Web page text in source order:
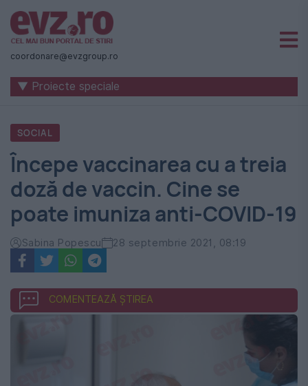
Știri
naționale
internaționale
România
Evenimentul
Zilei
coordonare@evzgroup.ro
▼ Proiecte speciale
SOCIAL
Începe vaccinarea cu a treia
doză de vaccin. Cine se
poate imuniza anti-COVID-19
Sabina Popescu 28 septembrie 2021, 08:19
COMENTEAZĂ ȘTIREA